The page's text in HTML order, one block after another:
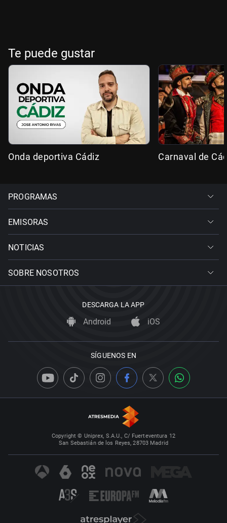
Te puede gustar
Onda deportiva Cádiz Carnaval de
PROGRAMAS
EMISORAS
NOTICIAS
SOBRE NOSOTROS
DESCARGA LA APP
Android iOS
SÍGUENOS EN
Copyright © Uniprex, S.A.U., C/ Fuerteventura 12
San Sebastián de los Reyes, 28703 Madrid